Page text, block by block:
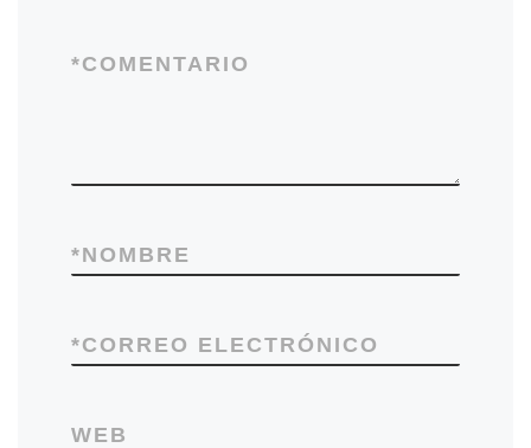
COMENTARIO
*
NOMBRE
*
CORREO ELECTRÓNICO
*
WEB